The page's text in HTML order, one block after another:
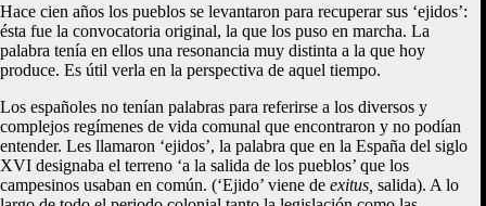
Hace cien años los pueblos se levantaron para recuperar sus ‘ejidos’:
ésta fue la convocatoria original, la que los puso en marcha. La
palabra tenía en ellos una resonancia muy distinta a la que hoy
produce. Es útil verla en la perspectiva de aquel tiempo.
Los españoles no tenían palabras para referirse a los diversos y
complejos regímenes de vida comunal que encontraron y no podían
entender. Les llamaron ‘ejidos’, la palabra que en la España del siglo
XVI designaba el terreno ‘a la salida de los pueblos’ que los
campesinos usaban en común. (‘Ejido’ viene de exitus, salida). A lo